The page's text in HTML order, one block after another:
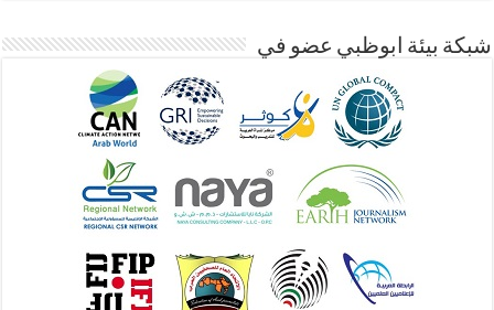
شبكة بيئة ابوظبي عضو في